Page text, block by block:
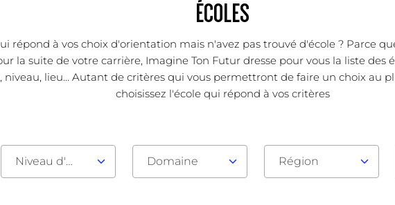
ÉCOLES
répond à vos choix d'orientation mais n'avez pas trouvé d'école ? Parce
la suite de votre carrière, Imagine Ton Futur dresse pour vous la liste des
lieu... Autant de critères qui vous permettront de faire un choix au
choisissez l'école qui répond à vos critères
Niveau d'admission Domaine Région